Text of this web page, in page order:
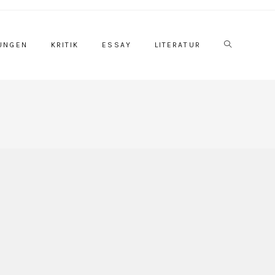
KRITIK ESSAY LITERATUR Website-